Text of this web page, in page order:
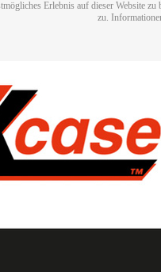
Erlebnis auf dieser Website
zu.